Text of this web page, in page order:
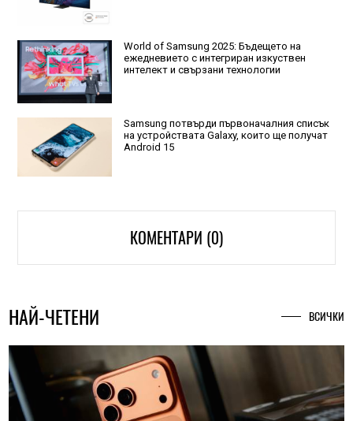
World of Samsung 2025: Бъдещето на
ежедневието с интегриран изкуствен
интелект и свързани технологии
Samsung потвърди първоначалния списък
на устройствата Galaxy, които ще получат
Android 15
КОМЕНТАРИ (0)
НАЙ-ЧЕТЕНИ ВСИЧКИ